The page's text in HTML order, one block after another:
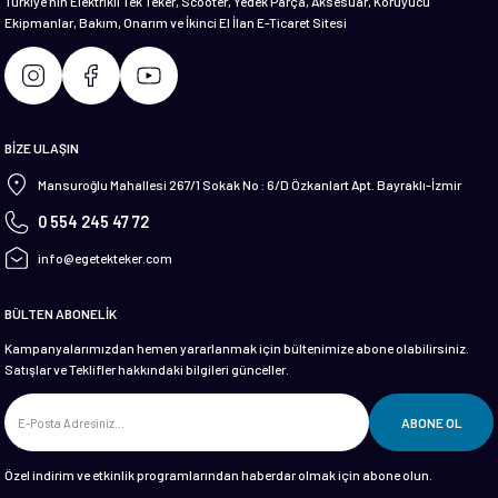
Ekipmanlar, Bakım, Onarım ve İkinci El İlan E-Ticaret Sitesi
BİZE ULAŞIN
Mansuroğlu Mahallesi 267/1 Sokak No : 6/D Özkanlart Apt. Bayraklı-İzmir
0 554 245 47 72
info@egetekteker.com
BÜLTEN ABONELİK
Kampanyalarımızdan hemen yararlanmak için bültenimize abone olabilirsiniz.
Satışlar ve Teklifler hakkındaki bilgileri günceller.
ABONE OL
Özel indirim ve etkinlik programlarından haberdar olmak için abone olun.